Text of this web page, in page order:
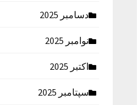
دسامبر 2025
نوامبر 2025
اکتبر 2025
سپتامبر 2025